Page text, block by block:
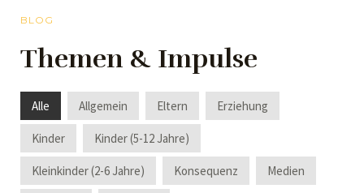
BLOG
Themen & Impulse
Alle Allgemein Eltern Erziehung
Kinder Kinder (5-12 Jahre)
Kleinkinder (2-6 Jahre) Konsequenz Medien